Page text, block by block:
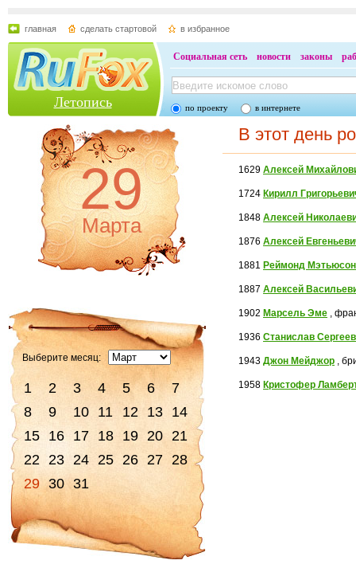
главная сделать стартовой в избранное
Летопись
Социальная сеть новости законы
по проекту в интернете
29
Марта
Выберите месяц:
1 2 3 4 5 6
7
8
9 10 11 12 13 14
15 16 17 18 19 20 21
22 23 24 25 26 27 28
29 30 31
В этот день
1629Алексей
1724 Кирилл
1848Алексей
1876Алексей
1881 Реймонд
1887Алексей
1902 Марсель Эме ,
1936Станислав
1943Джон Мейджор ,
1958 Кристофер